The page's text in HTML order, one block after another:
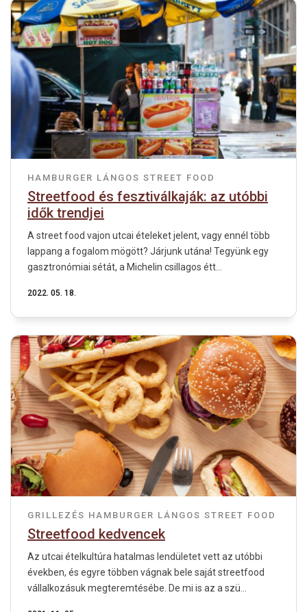
HAMBURGER LÁNGOS STREET FOOD
Streetfood és fesztiválkaják: az utóbbi
idők trendjei
A street food vajon utcai ételeket jelent, vagy ennél több
lappang a fogalom mögött? Járjunk utána! Tegyünk egy
gasztronómiai sétát, a Michelin csillagos étt...
2022. 05. 18.
GRILLEZÉS HAMBURGER LÁNGOS STREET FOOD
Streetfood kedvencek
Az utcai ételkultúra hatalmas lendületet vett az utóbbi
években, és egyre többen vágnak bele saját streetfood
vállalkozásuk megteremtésébe. De mi is az a szü...